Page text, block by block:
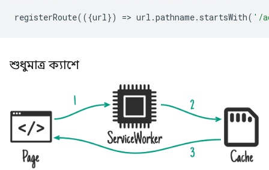
registerRoute(({url}) => url .pathname. startsWith( '/
শুধুমাত্র ক্যাশে